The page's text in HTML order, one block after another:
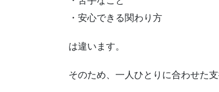
・安心できる関わり方
は違います。
そのため、一人ひとりに合わせた